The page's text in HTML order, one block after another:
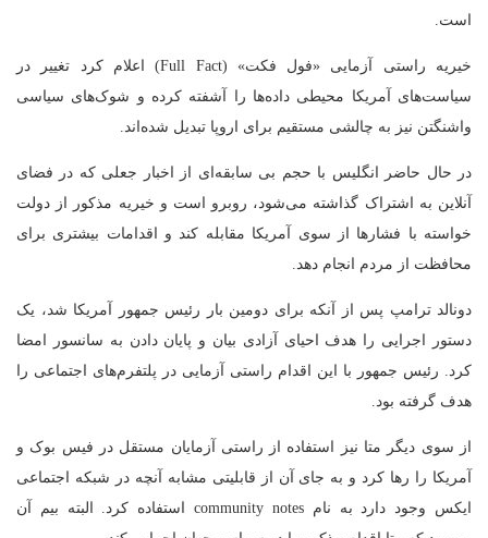
است.
خیریه راستی آزمایی «فول فکت» (Full Fact) اعلام کرد تغییر در
سیاست‌های آمریکا محیطی داده‌ها را آشفته کرده و شوک‌های سیاسی
واشنگتن نیز به چالشی مستقیم برای اروپا تبدیل شده‌اند.
در حال حاضر انگلیس با حجم بی سابقه‌ای از اخبار جعلی که در فضای
آنلاین به اشتراک گذاشته می‌شود، روبرو است و خیریه مذکور از دولت
خواسته با فشارها از سوی آمریکا مقابله کند و اقدامات بیشتری برای
محافظت از مردم انجام دهد.
دونالد ترامپ پس از آنکه برای دومین بار رئیس جمهور آمریکا شد، یک
دستور اجرایی را هدف احیای آزادی بیان و پایان دادن به سانسور امضا
کرد. رئیس جمهور با این اقدام راستی آزمایی در پلتفرم‌های اجتماعی را
هدف گرفته بود.
از سوی دیگر متا نیز استفاده از راستی آزمایان مستقل در فیس بوک و
آمریکا را رها کرد و به جای آن از قابلیتی مشابه آنچه در شبکه اجتماعی
ایکس وجود دارد به نام community notes استفاده کرد. البته بیم آن